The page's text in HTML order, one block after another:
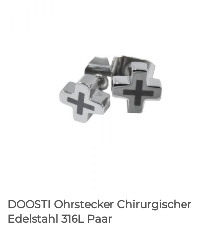
DOOSTI Ohrstecker Chirurgischer
Edelstahl 316L Paar